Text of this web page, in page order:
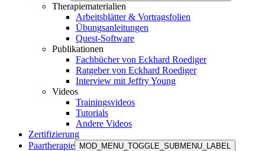
Therapiematerialien
Arbeitsblätter & Vortragsfolien
Übungsanleitungen
Quest-Software
Publikationen
Fachbücher von Eckhard Roediger
Ratgeber von Eckhard Roediger
Interview mit Jeffry Young
Videos
Trainingsvideos
Tutorials
Andere Videos
Zertifizierung
Paartherapie
MOD_MENU_TOGGLE_SUBMENU_LABEL